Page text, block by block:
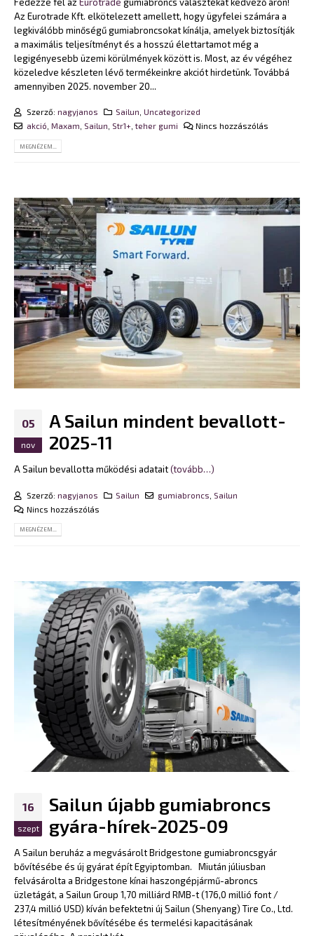
Az Eurotrade Kft. elkötelezett amellett, hogy ügyfelei számára a
legkiválóbb minőségű gumiabroncsokat kínálja, amelyek biztosítják
a maximális teljesítményt és a hosszú élettartamot még a
legigényesebb üzemi körülmények között is. Most, az év végéhez
közeledve készleten lévő termékeinkre akciót hirdetünk. Továbbá
amennyiben 2025. november 20...
Szerző: nagyjanos Sailun ,Uncategorized
akció Maxam Sailun Str1+ ,teher gumi Nincs hozzászólás
MEGNÉZEM...
05
nov
A Sailun mindent bevallott-
2025-11
A Sailun bevallotta működési adatait(tovább…)
Szerző: nagyjanos Sailun gumiabroncs Sailun
Nincs hozzászólás
MEGNÉZEM...
16
szept
Sailun újabb gumiabroncs
gyára-hírek-2025-09
A Sailun beruház a megvásárolt Bridgestone gumiabroncsgyár
bővítésébe és új gyárat épít Egyiptomban. Miután júliusban
felvásárolta a Bridgestone kínai haszongépjármű-abroncs
üzletágát, a Sailun Group 1,70 milliárd RMB-t (176,0 millió font /
237,4 millió USD) kíván befektetni új Sailun (Shenyang) Tire Co., Ltd.
létesítményének bővítésébe és termelési kapacitásának